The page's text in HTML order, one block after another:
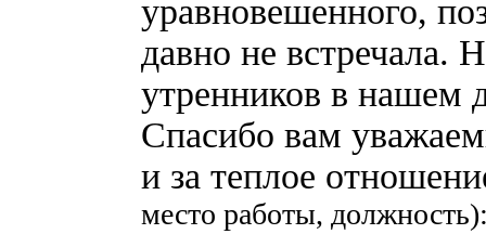
уравновешенного,
давно не встречала.
утренников в нашем
Спасибо вам
и за теплое
место работы,